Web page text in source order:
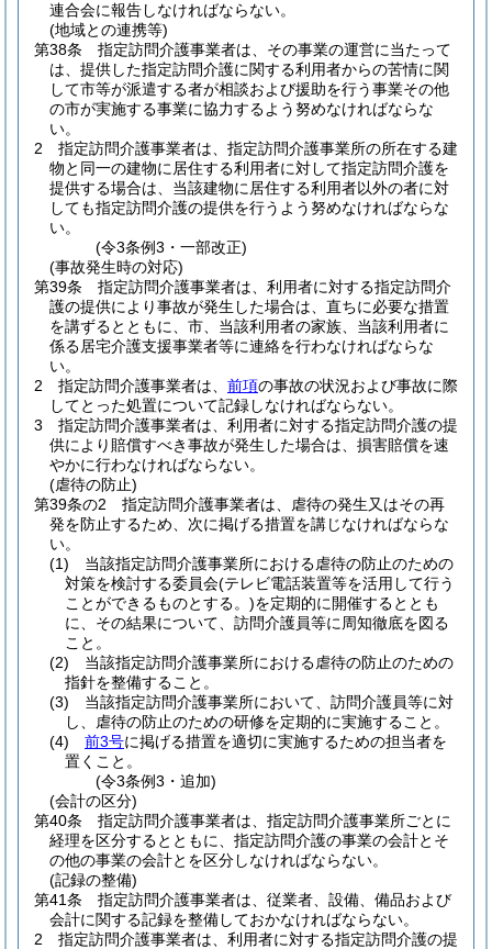
連合会に報告しなければならない。
(地域との連携等)
第38条
指定訪問介護事業者は、その事業の運営に当たって
は、提供した指定訪問介護に関する利用者からの苦情に関
して市等が派遣する者が相談および援助を行う事業その他
の市が実施する事業に協力するよう努めなければならな
い。
2
指定訪問介護事業者は、指定訪問介護事業所の所在する建
物と同一の建物に居住する利用者に対して指定訪問介護を
提供する場合は、当該建物に居住する利用者以外の者に対
しても指定訪問介護の提供を行うよう努めなければならな
い。
(令3条例3・一部改正)
(事故発生時の対応)
第39条
指定訪問介護事業者は、利用者に対する指定訪問介
護の提供により事故が発生した場合は、直ちに必要な措置
を講ずるとともに、市、当該利用者の家族、当該利用者に
係る居宅介護支援事業者等に連絡を行わなければならな
い。
2
指定訪問介護事業者は、 前項の事故の状況および事故に際
してとった処置について記録しなければならない。
3
指定訪問介護事業者は、利用者に対する指定訪問介護の提
供により賠償すべき事故が発生した場合は、損害賠償を速
やかに行わなければならない。
(虐待の防止)
第39条の2
指定訪問介護事業者は、虐待の発生又はその再
発を防止するため、次に掲げる措置を講じなければならな
い。
(1)
当該指定訪問介護事業所における虐待の防止のための
対策を検討する委員会(テレビ電話装置等を活用して行う
ことができるものとする。)を定期的に開催するととも
に、その結果について、訪問介護員等に周知徹底を図る
こと。
(2)
当該指定訪問介護事業所における虐待の防止のための
指針を整備すること。
(3)
当該指定訪問介護事業所において、訪問介護員等に対
し、虐待の防止のための研修を定期的に実施すること。
(4)
前3号に掲げる措置を適切に実施するための担当者を
置くこと。
(令3条例3・追加)
(会計の区分)
第40条
指定訪問介護事業者は、指定訪問介護事業所ごとに
経理を区分するとともに、指定訪問介護の事業の会計とそ
の他の事業の会計とを区分しなければならない。
(記録の整備)
第41条
指定訪問介護事業者は、従業者、設備、備品および
会計に関する記録を整備しておかなければならない。
2
指定訪問介護事業者は、利用者に対する指定訪問介護の提